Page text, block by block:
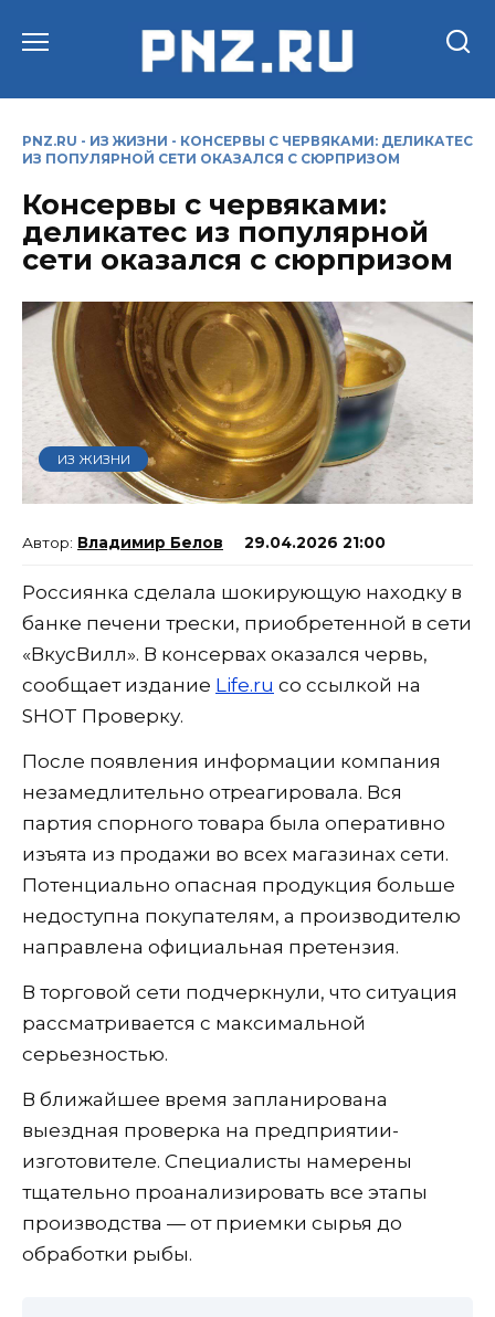
PNZ.RU - ИЗ ЖИЗНИ - КОНСЕРВЫ С ЧЕРВЯКАМИ: ДЕЛИКАТЕС
ИЗ ПОПУЛЯРНОЙ СЕТИ ОКАЗАЛСЯ С СЮРПРИЗОМ
Консервы с червяками:
деликатес из популярной
сети оказался с сюрпризом
ИЗ ЖИЗНИ
Владимир Белов 29.04.2026 21:00
Россиянка сделала шокирующую находку в
банке печени трески, приобретенной в сети
«ВкусВилл». В консервах оказался червь,
сообщает издание Life.ru со ссылкой на
SHOT Проверку.
После появления информации компания
незамедлительно отреагировала. Вся
партия спорного товара была оперативно
изъята из продажи во всех магазинах сети.
Потенциально опасная продукция больше
недоступна покупателям, а производителю
направлена официальная претензия.
В торговой сети подчеркнули, что ситуация
рассматривается с максимальной
серьезностью.
В ближайшее время запланирована
выездная проверка на предприятии-
изготовителе. Специалисты намерены
тщательно проанализировать все этапы
производства — от приемки сырья до
обработки рыбы.